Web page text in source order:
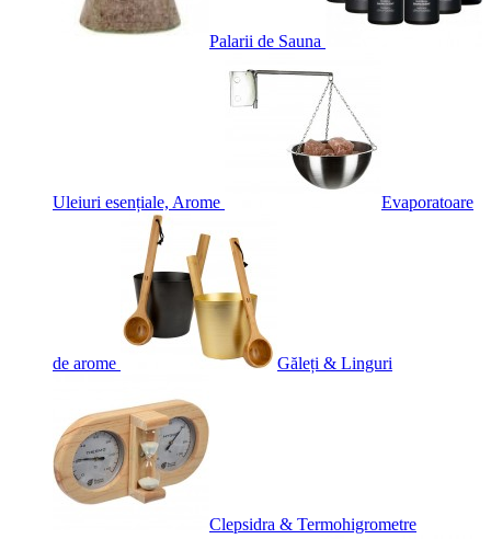
Palarii de Sauna
Uleiuri esențiale, Arome Evaporatoare
de arome Găleți & Linguri
Clepsidra & Termohigrometre